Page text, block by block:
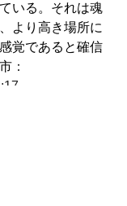
いる。それは魂
より高き場所に
覚であると確信
：